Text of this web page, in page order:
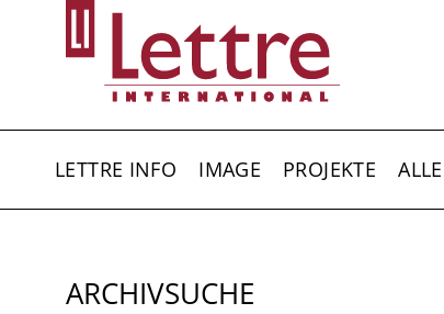
LETTRE INFO IMAGE PROJEKTE
ARCHIVSUCHE